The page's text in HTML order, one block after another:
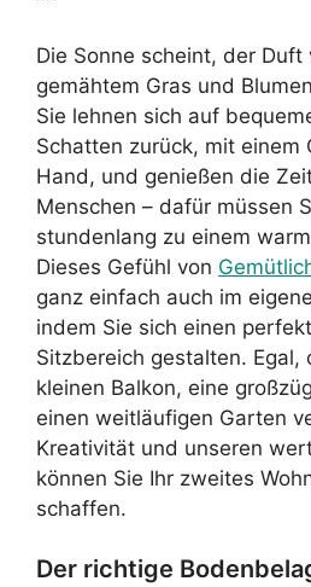
Die Sonne scheint, der Duft
gemähtem Gras und
Sie lehnen sich auf
Schatten zurück, mit einem
Hand, und genießen die
Menschen – dafür müssen
stundenlang zu einem
Dieses Gefühl von
ganz einfach auch im
indem Sie sich einen
Sitzbereich gestalten. Egal,
kleinen Balkon, eine
einen weitläufigen Garten
Kreativität und unseren
können Sie Ihr zweites
schaffen.
Der richtige